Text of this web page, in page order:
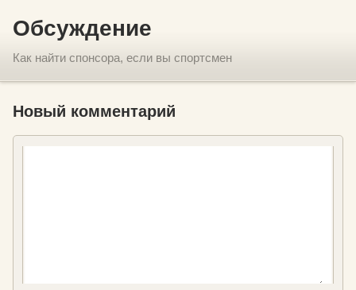
Обсуждение
Как найти спонсора, если вы спортсмен
Новый комментарий